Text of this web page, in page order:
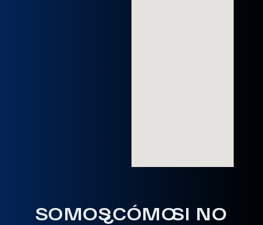
SOMOS¿CÓMOSI NO